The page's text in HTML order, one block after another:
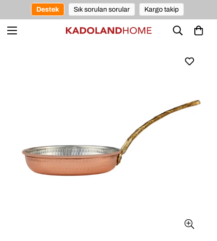
Destek Sık sorulan sorular Kargo takip